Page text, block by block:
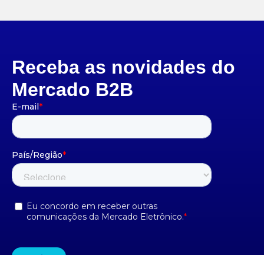
Receba as novidades do
Mercado B2B